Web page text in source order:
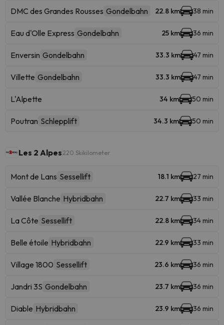
DMC des Grandes Rousses Gondelbahn 22.8 km 38 min
Eau d'Olle Express Gondelbahn 25 km 36 min
Enversin Gondelbahn 33.3 km 47 min
Villette Gondelbahn 33.3 km 47 min
L'Alpette 34 km 50 min
Poutran Schlepplift 34.3 km 50 min
Les 2 Alpes 220 Skikilometer
Mont de Lans Sessellift 18.1 km 27 min
Vallée Blanche Hybridbahn 22.7 km 33 min
La Côte Sessellift 22.8 km 34 min
Belle étoile Hybridbahn 22.9 km 33 min
Village 1800 Sessellift 23.6 km 36 min
Jandri 3S Gondelbahn 23.7 km 36 min
Diable Hybridbahn 23.9 km 36 min